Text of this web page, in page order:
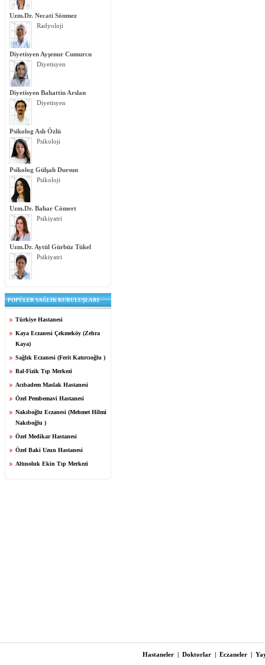
Uzm.Dr. Necati Sönmez
Radyoloji
Diyetisyen Ayşenur Cumurcu
Diyetisyen
Diyetisyen Bahattin Arslan
Diyetisyen
Psikolog Aslı Özlü
Psikoloji
Psikolog Gülşah Dursun
Psikoloji
Uzm.Dr. Bahar Cömert
Psikiyatri
Uzm.Dr. Aytül Gürbüz Tükel
Psikiyatri
POPÜLER SAĞLIK KURULUŞLARI
Türkiye Hastanesi
Kaya Eczanesi Çekmeköy (Zehra
Kaya)
Sağlık Eczanesi (Ferit Katırcıoğlu )
Bal-Fizik Tıp Merkezi
Acıbadem Maslak Hastanesi
Özel Pembemavi Hastanesi
Nakıboğlu Eczanesi (Mehmet Hilmi
Nakıboğlu )
Özel Medikar Hastanesi
Özel Baki Uzun Hastanesi
Altınoluk Ekin Tıp Merkezi
Hastaneler | Doktorlar | Eczaneler |